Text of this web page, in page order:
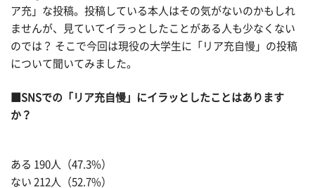
ア充」な投稿。投稿している本人はその気がないのかもしれ
ませんが、見ていてイラっとしたことがある人も少なくない
のでは？ そこで今回は現役の大学生に「リア充自慢」の投稿
について聞いてみました。
■SNSでの「リア充自慢」にイラッとしたことはあります
か？
ある 190人（47.3%）
ない 212人（52.7%）